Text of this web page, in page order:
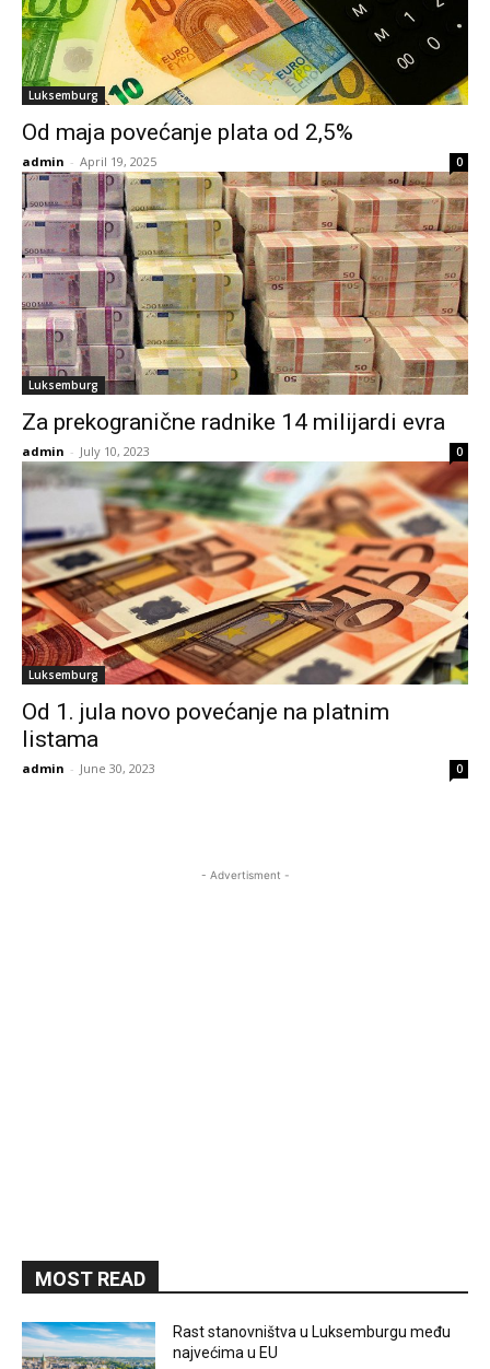
Luksemburg
Od maja povećanje plata od 2,5%
admin - April 19, 2025 0
Luksemburg
Za prekogranične radnike 14 milijardi evra
admin - July 10, 2023 0
Luksemburg
Od 1. jula novo povećanje na platnim
listama
admin - June 30, 2023 0
- Advertisment -
MOST READ
Rast stanovništva u Luksemburgu među
najvećima u EU